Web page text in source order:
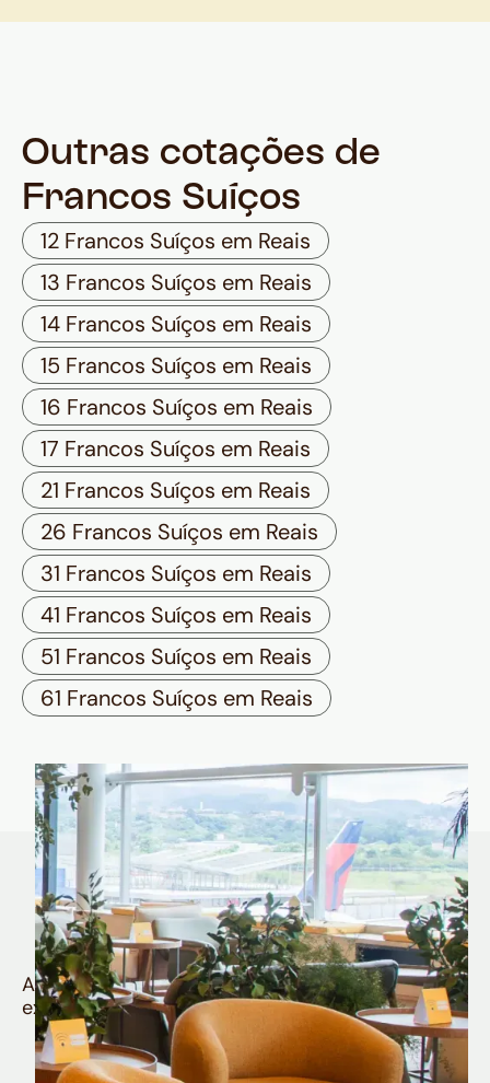
Outras cotações de
Francos Suíços
12 Francos Suíços em Reais
13 Francos Suíços em Reais
14 Francos Suíços em Reais
15 Francos Suíços em Reais
16 Francos Suíços em Reais
17 Francos Suíços em Reais
21 Francos Suíços em Reais
26 Francos Suíços em Reais
31 Francos Suíços em Reais
41 Francos Suíços em Reais
51 Francos Suíços em Reais
61 Francos Suíços em Reais
Quem é Nomad tem
muito mais
Aproveite todos os benefícios e vantagens
exclusivas da sua Conta Internacional